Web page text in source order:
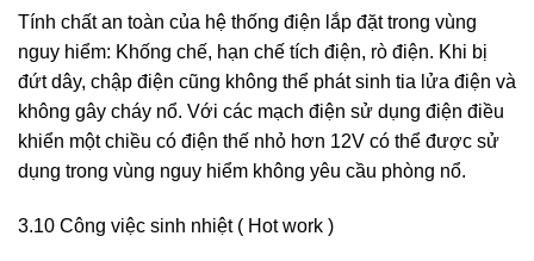
Tính chất an toàn của hệ thống điện lắp đặt trong vùng
nguy hiểm: Khống chế, hạn chế tích điện, rò điện. Khi bị
đứt dây, chập điện cũng không thể phát sinh tia lửa điện và
không gây cháy nổ. Với các mạch điện sử dụng điện điều
khiển một chiều có điện thế nhỏ hơn 12V có thể được sử
dụng trong vùng nguy hiểm không yêu cầu phòng nổ.
3.10 Công việc sinh nhiệt ( Hot work )